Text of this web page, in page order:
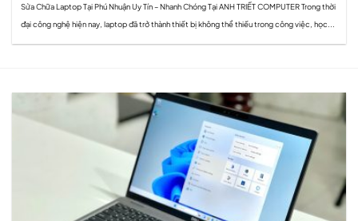
Sửa Chữa Laptop Tại Phú Nhuận Uy Tín – Nhanh Chóng Tại ANH TRIẾT COMPUTER Trong thời
đại công nghệ hiện nay, laptop đã trở thành thiết bị không thể thiếu trong công việc, học...